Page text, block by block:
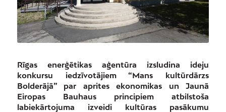
Rīgas enerģētikas aģentūra izsludina ideju
konkursu iedzīvotājiem “Mans kultūrdārzs
Bolderājā” par aprites ekonomikas un Jaunā
Eiropas Bauhaus principiem atbilstoša
labiekārtojuma izveidi kultūras pasākumu